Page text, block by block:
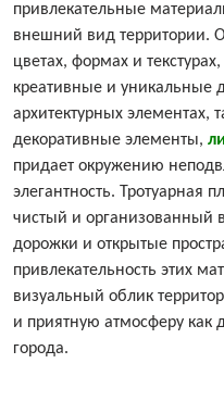
привлекательные
внешний вид территории.
цветах, формах и
креативные и уникальные
архитектурных элементах,
декоративные элементы,
придает окружению
элегантность. Тротуарная
чистый и организованный
дорожки и открытые
привлекательность этих
визуальный облик
и приятную атмосферу как
города.